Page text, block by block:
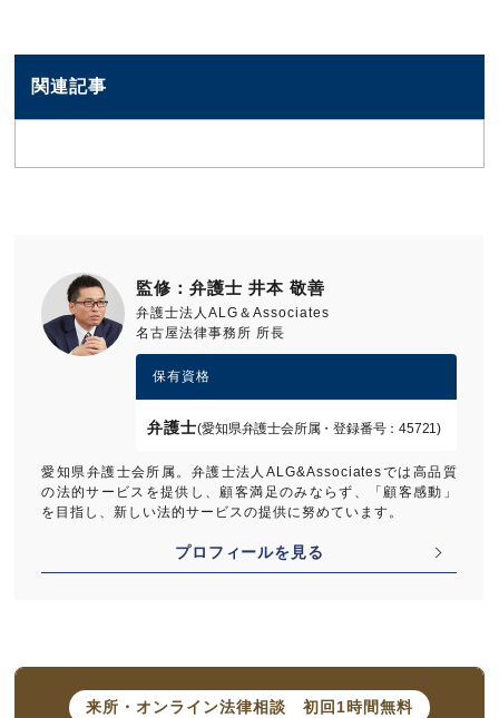
関連記事
監修：弁護士 井本 敬善
弁護士法人ALG＆Associates
名古屋法律事務所 所長
保有資格
弁護士(愛知県弁護士会所属・登録番号：45721)
愛知県弁護士会所属。弁護士法人ALG&Associatesでは高品質
の法的サービスを提供し、顧客満足のみならず、「顧客感動」
を目指し、新しい法的サービスの提供に努めています。
プロフィールを見る
来所・オンライン法律相談 初回1時間無料